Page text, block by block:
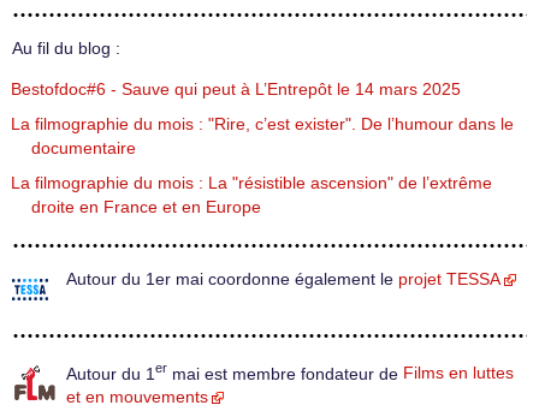
Au fil du blog :
Bestofdoc#6 - Sauve qui peut à L’Entrepôt le 14 mars 2025
La filmographie du mois : "Rire, c’est exister". De l’humour dans le
documentaire
La filmographie du mois : La "résistible ascension" de l’extrême
droite en France et en Europe
Autour du 1er mai coordonne également le projet TESSA
Autour du 1 er mai est membre fondateur de Films en luttes
et en mouvements